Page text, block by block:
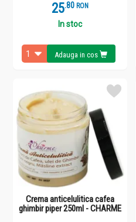
25.8 RON
In stoc
Adauga in cos
Crema anticelulitica cafea
ghimbir piper 250ml - CHARME